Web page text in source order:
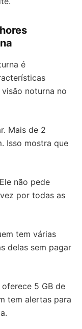
é
noturna no
Mais de 2
Isso mostra que
não pede
por todas as
tem várias
delas sem pagar
5 GB de
tem alertas para